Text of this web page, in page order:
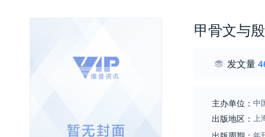
甲骨文与
发文量
主办单位： 中
出版地区： 上